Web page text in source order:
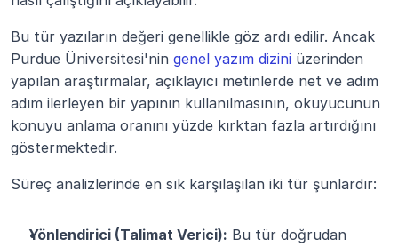
Bu tür yazıların değeri genellikle göz ardı edilir. Ancak
Purdue Üniversitesi'nin genel yazım dizini üzerinden
yapılan araştırmalar, açıklayıcı metinlerde net ve adım
adım ilerleyen bir yapının kullanılmasının, okuyucunun
konuyu anlama oranını yüzde kırktan fazla artırdığını
göstermektedir.
Süreç analizlerinde en sık karşılaşılan iki tür şunlardır:
Yönlendirici (Talimat Verici): Bu tür doğrudan